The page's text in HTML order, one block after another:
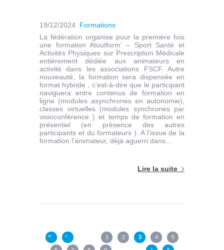
19/12/2024 Formations
La fédération organise pour la première fois
une formation Atoutform’ – Sport Santé et
Activités Physiques sur Prescription Médicale
entièrement dédiée aux animateurs en
activité dans les associations FSCF. Autre
nouveauté, la formation sera dispensée en
format hybride , c’est-à-dire que le participant
naviguera entre contenus de formation en
ligne (modules asynchrones en autonomie),
classes virtuelles (modules synchrones par
visioconférence ) et temps de formation en
présentiel (en présence des autres
participants et du formateurs ). A l’issue de la
formation l’animateur, déjà aguerri dans...
Lire la suite
« ‹ 1 2 3 4 5